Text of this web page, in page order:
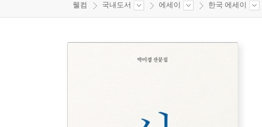
웰컴 국내도서 에세이 한국 에세이